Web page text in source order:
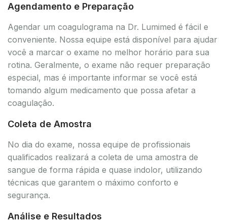
Agendamento e Preparação
Agendar um coagulograma na Dr. Lumimed é fácil e
conveniente. Nossa equipe está disponível para ajudar
você a marcar o exame no melhor horário para sua
rotina. Geralmente, o exame não requer preparação
especial, mas é importante informar se você está
tomando algum medicamento que possa afetar a
coagulação.
Coleta de Amostra
No dia do exame, nossa equipe de profissionais
qualificados realizará a coleta de uma amostra de
sangue de forma rápida e quase indolor, utilizando
técnicas que garantem o máximo conforto e
segurança.
Análise e Resultados